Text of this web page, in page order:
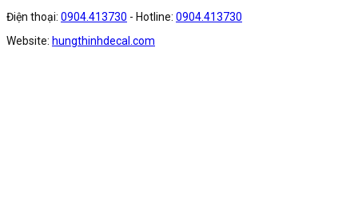
Điện thoại: 0904.413730 - Hotline: 0904.413730
Website: hungthinhdecal.com